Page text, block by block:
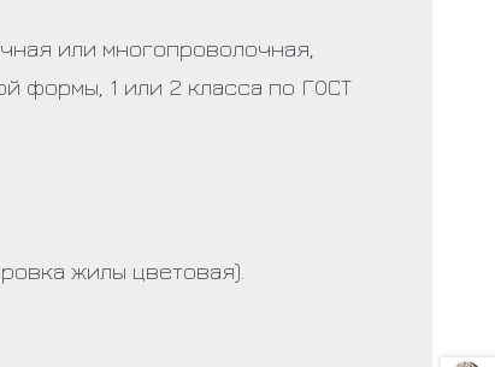
или многопроволочная,
формы, 1 или 2 класса по ГОСТ
жилы цветовая).